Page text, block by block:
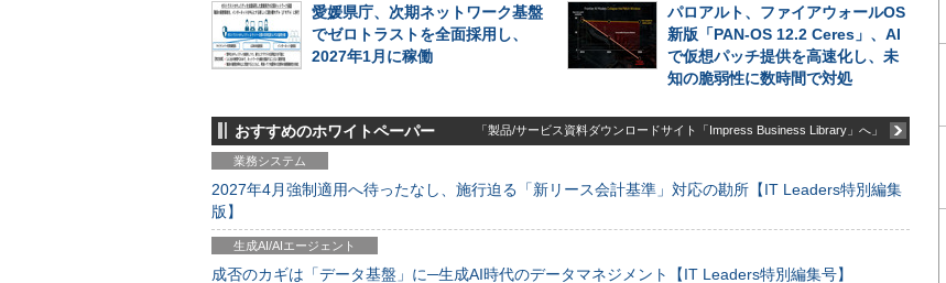
愛媛県庁、次期ネットワーク基盤
でゼロトラストを全面採用し、
2027年1月に稼働
パロアルト、ファイアウォールOS
新版「PAN-OS 12.2 Ceres」、AI
で仮想パッチ提供を高速化し、未
知の脆弱性に数時間で対処
おすすめのホワイトペーパー 「製品/サービス資料ダウンロードサイト「Impress Business Library」へ」
業務システム
2027年4月強制適用へ待ったなし、施行迫る「新リース会計基準」対応の勘所【IT Leaders特別編集
版】
生成AI/AIエージェント
成否のカギは「データ基盤」に─生成AI時代のデータマネジメント【IT Leaders特別編集号】